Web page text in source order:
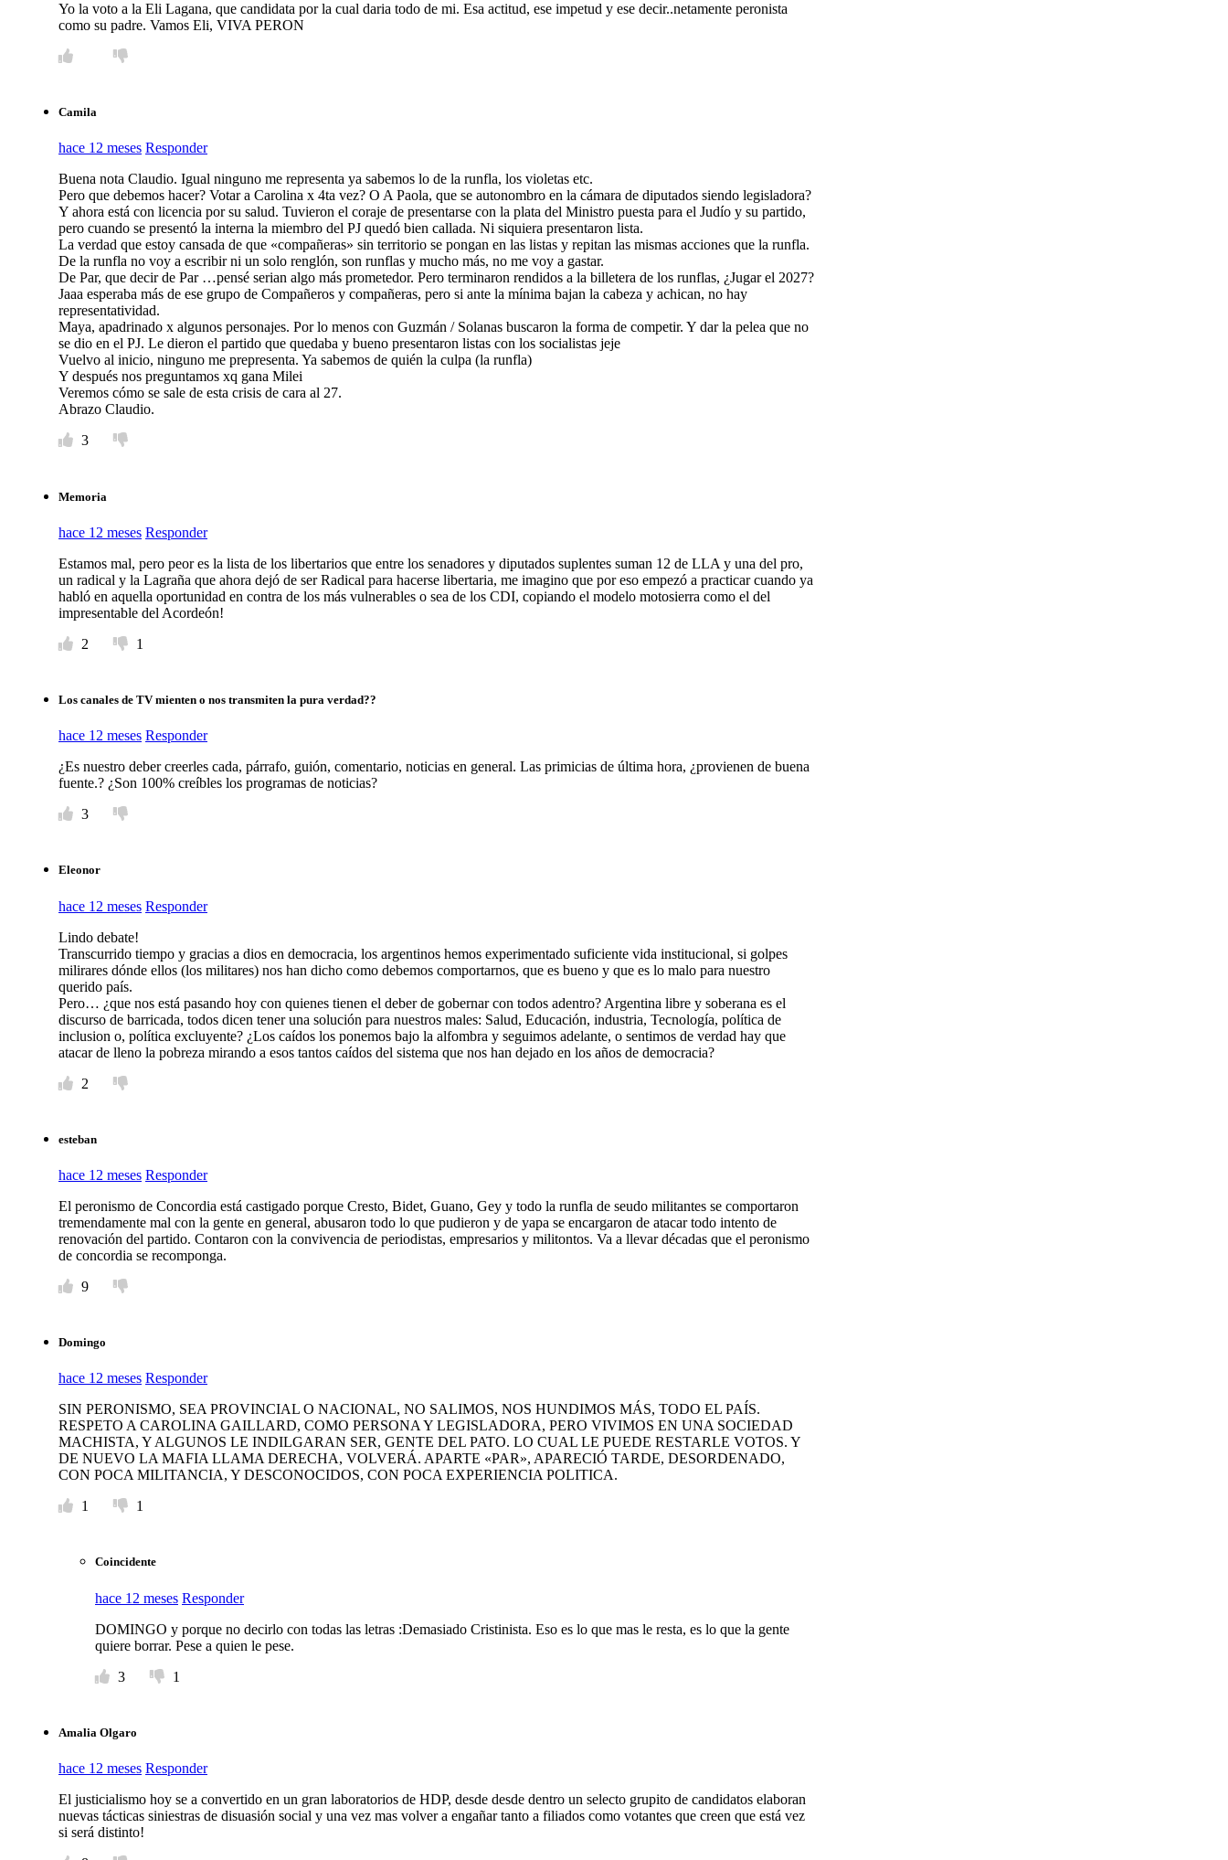
Yo la voto a la Eli Lagana, que candidata por la cual daria todo de mi. Esa actitud, ese impetud y ese decir..netamente peronista
como su padre. Vamos Eli, VIVA PERON
Camila
hace 12 meses Responder
Buena nota Claudio. Igual ninguno me representa ya sabemos lo de la runfla, los violetas etc.
Pero que debemos hacer? Votar a Carolina x 4ta vez? O A Paola, que se autonombro en la cámara de diputados siendo legisladora?
Y ahora está con licencia por su salud. Tuvieron el coraje de presentarse con la plata del Ministro puesta para el Judío y su partido,
pero cuando se presentó la interna la miembro del PJ quedó bien callada. Ni siquiera presentaron lista.
La verdad que estoy cansada de que «compañeras» sin territorio se pongan en las listas y repitan las mismas acciones que la runfla.
De la runfla no voy a escribir ni un solo renglón, son runflas y mucho más, no me voy a gastar.
De Par, que decir de Par …pensé serian algo más prometedor. Pero terminaron rendidos a la billetera de los runflas, ¿Jugar el 2027?
Jaaa esperaba más de ese grupo de Compañeros y compañeras, pero si ante la mínima bajan la cabeza y achican, no hay
representatividad.
Maya, apadrinado x algunos personajes. Por lo menos con Guzmán / Solanas buscaron la forma de competir. Y dar la pelea que no
se dio en el PJ. Le dieron el partido que quedaba y bueno presentaron listas con los socialistas jeje
Vuelvo al inicio, ninguno me prepresenta. Ya sabemos de quién la culpa (la runfla)
Y después nos preguntamos xq gana Milei
Veremos cómo se sale de esta crisis de cara al 27.
Abrazo Claudio.
3
Memoria
hace 12 meses Responder
Estamos mal, pero peor es la lista de los libertarios que entre los senadores y diputados suplentes suman 12 de LLA y una del pro,
un radical y la Lagraña que ahora dejó de ser Radical para hacerse libertaria, me imagino que por eso empezó a practicar cuando ya
habló en aquella oportunidad en contra de los más vulnerables o sea de los CDI, copiando el modelo motosierra como el del
impresentable del Acordeón!
2
1
Los canales de TV mienten o nos transmiten la pura verdad??
hace 12 meses Responder
¿Es nuestro deber creerles cada, párrafo, guión, comentario, noticias en general. Las primicias de última hora, ¿provienen de buena
fuente.? ¿Son 100% creíbles los programas de noticias?
3
Eleonor
hace 12 meses Responder
Lindo debate!
Transcurrido tiempo y gracias a dios en democracia, los argentinos hemos experimentado suficiente vida institucional, si golpes
milirares dónde ellos (los militares) nos han dicho como debemos comportarnos, que es bueno y que es lo malo para nuestro
querido país.
Pero… ¿que nos está pasando hoy con quienes tienen el deber de gobernar con todos adentro? Argentina libre y soberana es el
discurso de barricada, todos dicen tener una solución para nuestros males: Salud, Educación, industria, Tecnología, política de
inclusion o, política excluyente? ¿Los caídos los ponemos bajo la alfombra y seguimos adelante, o sentimos de verdad hay que
atacar de lleno la pobreza mirando a esos tantos caídos del sistema que nos han dejado en los años de democracia?
2
esteban
hace 12 meses Responder
El peronismo de Concordia está castigado porque Cresto, Bidet, Guano, Gey y todo la runfla de seudo militantes se comportaron
tremendamente mal con la gente en general, abusaron todo lo que pudieron y de yapa se encargaron de atacar todo intento de
renovación del partido. Contaron con la convivencia de periodistas, empresarios y militontos. Va a llevar décadas que el peronismo
de concordia se recomponga.
9
Domingo
hace 12 meses Responder
SIN PERONISMO, SEA PROVINCIAL O NACIONAL, NO SALIMOS, NOS HUNDIMOS MÁS, TODO EL PAÍS.
RESPETO A CAROLINA GAILLARD, COMO PERSONA Y LEGISLADORA, PERO VIVIMOS EN UNA SOCIEDAD
MACHISTA, Y ALGUNOS LE INDILGARAN SER, GENTE DEL PATO. LO CUAL LE PUEDE RESTARLE VOTOS. Y
DE NUEVO LA MAFIA LLAMA DERECHA, VOLVERÁ. APARTE «PAR», APARECIÓ TARDE, DESORDENADO,
CON POCA MILITANCIA, Y DESCONOCIDOS, CON POCA EXPERIENCIA POLITICA.
1
1
Coincidente
hace 12 meses Responder
DOMINGO y porque no decirlo con todas las letras :Demasiado Cristinista. Eso es lo que mas le resta, es lo que la gente
quiere borrar. Pese a quien le pese.
3
1
Amalia Olgaro
hace 12 meses Responder
El justicialismo hoy se a convertido en un gran laboratorios de HDP, desde desde dentro un selecto grupito de candidatos elaboran
nuevas tácticas siniestras de disuasión social y una vez mas volver a engañar tanto a filiados como votantes que creen que está vez
si será distinto!